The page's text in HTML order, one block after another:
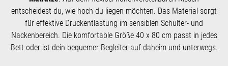
entscheidest du, wie hoch du liegen möchten. Das Material sorgt
für effektive Druckentlastung im sensiblen Schulter- und
Nackenbereich. Die komfortable Größe 40 x 80 cm passt in jedes
Bett oder ist dein bequemer Begleiter auf daheim und unterwegs.